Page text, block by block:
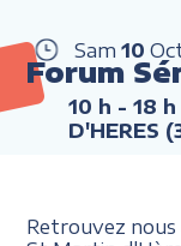
Sam 10
Forum
10 h - 18 h
D'HERES
Retrouvez nous